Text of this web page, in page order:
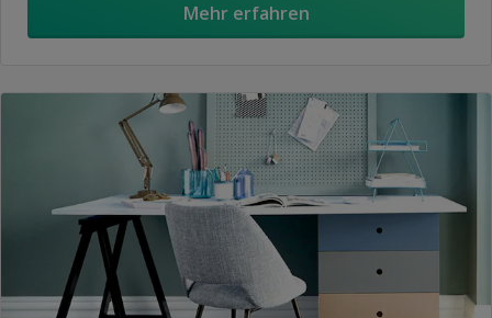
Mehr erfahren